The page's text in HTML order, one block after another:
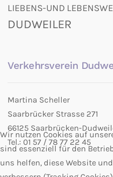
LIEBENS-UND
DUDWEILER
Verkehrsverein
Martina Scheller
Saarbrücker Strasse 271
66125 Saarbrücken-
Tel.: 01 57 / 78 77 22 45
Wir nutzen Cookies auf
sind essenziell für den
uns helfen, diese Website